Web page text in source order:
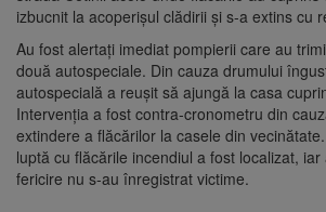
izbucnit la acoperișul clădirii și s-a extins cu
Au fost alertați imediat pompierii care au
două autospeciale. Din cauza drumului
autospecială a reușit să ajungă la casa
Intervenția a fost contra-cronometru din
extindere a flăcărilor la casele din
luptă cu flăcările incendiul a fost localizat, iar
fericire nu s-au înregistrat victime.